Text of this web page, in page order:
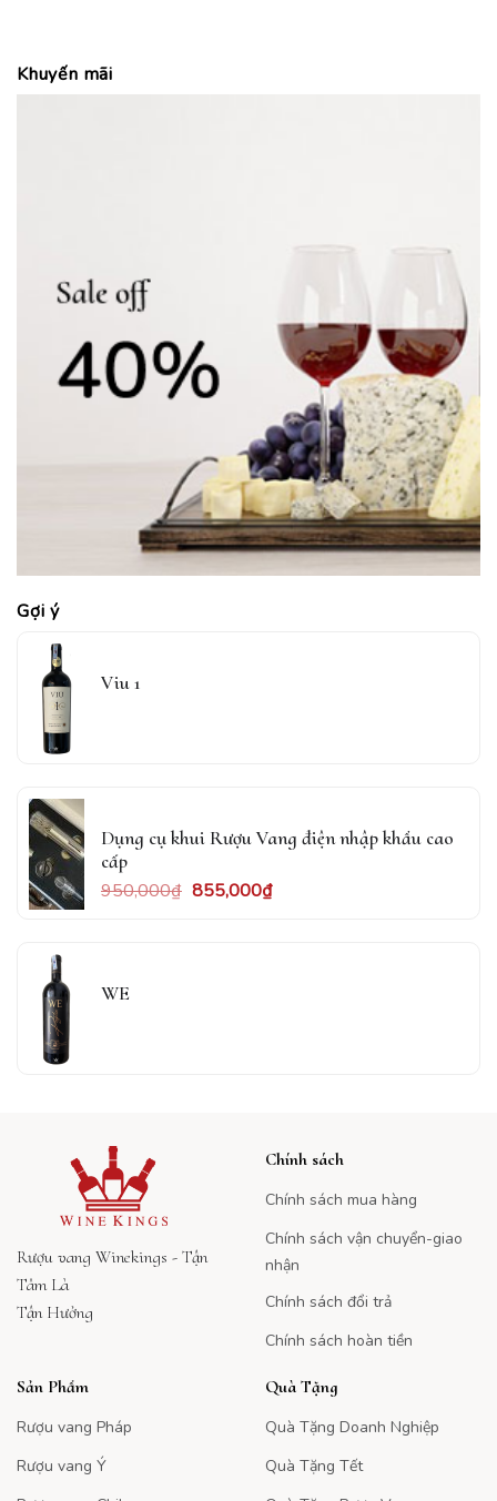
Khuyến mãi
Gợi ý
Viu 1
Dụng cụ khui Rượu Vang điện nhập khẩu cao
cấp
950,000₫ 855,000₫
WE
Rượu vang Winekings - Tận
Tâm Là
Tận Hưởng
Chính sách
Chính sách mua hàng
Chính sách vận chuyển-giao
nhận
Chính sách đổi trả
Chính sách hoàn tiền
Sản Phẩm
Rượu vang Pháp
Rượu vang Ý
Quà Tặng
Quà Tặng Doanh Nghiệp
Quà Tặng Tết